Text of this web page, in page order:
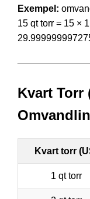
Exempel:
15 qt torr = 15 ×
Kvart Torr
Kvart torr
1 qt torr